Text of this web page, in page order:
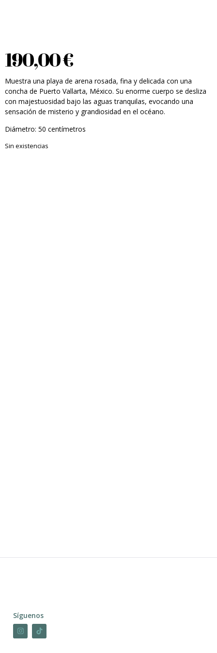
190,00€
Muestra una playa de arena rosada, fina y delicada con una
concha de Puerto Vallarta, México. Su enorme cuerpo se desliza
con majestuosidad bajo las aguas tranquilas, evocando una
sensación de misterio y grandiosidad en el océano.
Diámetro: 50 centímetros
Sin existencias
Síguenos